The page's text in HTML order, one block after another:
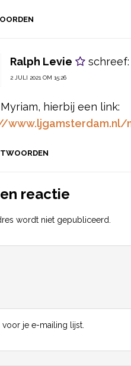
Ralph Levie schreef:
2 JULI 2021 OM 15:26
hierbij een link:
reactie
wordt niet gepubliceerd.
voor je e-mailing lijst.